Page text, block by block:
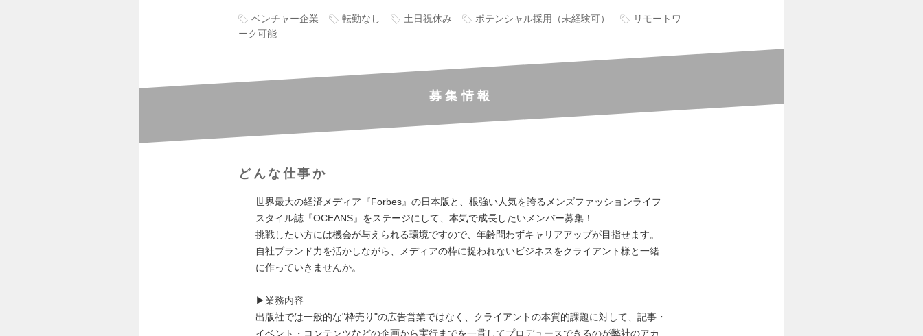
ベンチャー企業 転勤なし 土日祝休み ポテンシャル採用（未経験可）
リモートワ
ーク可能
募集情報
どんな仕事か
世界最大の経済メディア『Forbes』の日本版と、根強い人気を誇るメンズファッションライフ
スタイル誌『OCEANS』をステージにして、本気で成長したいメンバー募集！
挑戦したい方には機会が与えられる環境ですので、年齢問わずキャリアアップが目指せます。
自社ブランド力を活かしながら、メディアの枠に捉われないビジネスをクライアント様と一緒
に作っていきませんか。
▶︎業務内容
出版社では一般的な"枠売り"の広告営業ではなく、クライアントの本質的課題に対して、記事・
イベント・コンテンツなどの企画から実行までを一貫してプロデュースできるのが弊社のアカ